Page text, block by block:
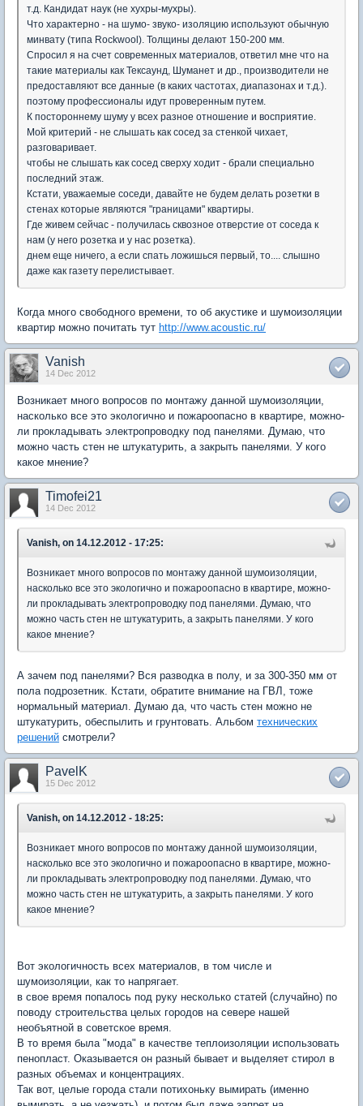
т.д. Кандидат наук (не хухры-мухры).
Что характерно - на шумо- звуко- изоляцию используют обычную
минвату (типа Rockwool). Толщины делают 150-200 мм.
Спросил я на счет современных материалов, ответил мне что на
такие материалы как Тексаунд, Шуманет и др., производители не
предоставляют все данные (в каких частотах, диапазонах и т.д.).
поэтому профессионалы идут проверенным путем.
К постороннему шуму у всех разное отношение и восприятие.
Мой критерий - не слышать как сосед за стенкой чихает,
разговаривает.
чтобы не слышать как сосед сверху ходит - брали специально
последний этаж.
Кстати, уважаемые соседи, давайте не будем делать розетки в
стенах которые являются "границами" квартиры.
Где живем сейчас - получилась сквозное отверстие от соседа к
нам (у него розетка и у нас розетка).
днем еще ничего, а если спать ложишься первый, то.... слышно
даже как газету перелистывает.
Когда много свободного времени, то об акустике и шумоизоляции
квартир можно почитать тут http://www.acoustic.ru/
Vanish
14 Dec 2012
Возникает много вопросов по монтажу данной шумоизоляции,
насколько все это экологично и пожароопасно в квартире, можно-
ли прокладывать электропроводку под панелями. Думаю, что
можно часть стен не штукатурить, а закрыть панелями. У кого
какое мнение?
Timofei21
14 Dec 2012
Vanish, on 14.12.2012 - 17:25:
Возникает много вопросов по монтажу данной шумоизоляции,
насколько все это экологично и пожароопасно в квартире, можно-
ли прокладывать электропроводку под панелями. Думаю, что
можно часть стен не штукатурить, а закрыть панелями. У кого
какое мнение?
А зачем под панелями? Вся разводка в полу, и за 300-350 мм от
пола подрозетник. Кстати, обратите внимание на ГВЛ, тоже
нормальный материал. Думаю да, что часть стен можно не
штукатурить, обеспылить и грунтовать. Альбом технических
решений смотрели?
PavelK
15 Dec 2012
Vanish, on 14.12.2012 - 18:25:
Возникает много вопросов по монтажу данной шумоизоляции,
насколько все это экологично и пожароопасно в квартире, можно-
ли прокладывать электропроводку под панелями. Думаю, что
можно часть стен не штукатурить, а закрыть панелями. У кого
какое мнение?
Вот экологичность всех материалов, в том числе и
шумоизоляции, как то напрягает.
в свое время попалось под руку несколько статей (случайно) по
поводу строительства целых городов на севере нашей
необъятной в советское время.
В то время была "мода" в качестве теплоизоляции использовать
пенопласт. Оказывается он разный бывает и выделяет стирол в
разных объемах и концентрациях.
Так вот, целые города стали потихоньку вымирать (именно